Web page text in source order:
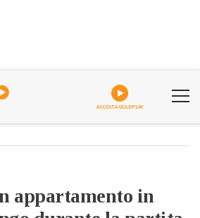
ASCOLTA GOLDPLAY
appartamento in